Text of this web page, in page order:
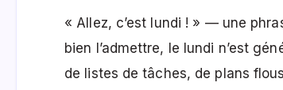
« Allez, c’est lundi ! » — une
bien l’admettre, le lundi n’est
de listes de tâches, de plans